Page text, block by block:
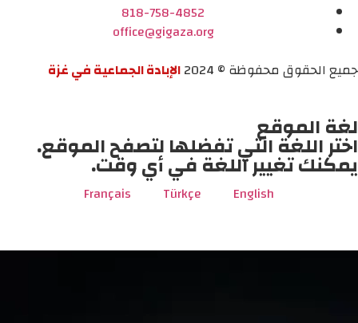
818-758-4852
office@gigaza.org
جميع الحقوق محفوظة © 2024
الإبادة الجماعية في غزة
لغة الموقع
اختر اللغة التي تفضلها لتصفح الموقع.
يمكنك تغيير اللغة في أي وقت.
English
Türkçe
Français